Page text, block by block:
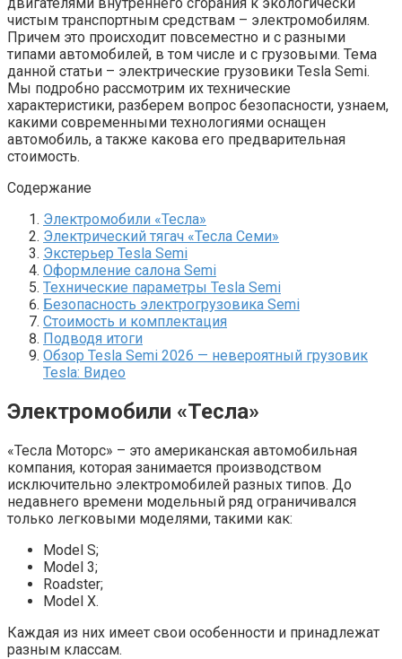
чистым транспортным средствам – электромобилям.
Причем это происходит повсеместно и с разными
типами автомобилей, в том числе и с грузовыми. Тема
данной статьи – электрические грузовики Tesla Semi.
Мы подробно рассмотрим их технические
характеристики, разберем вопрос безопасности, узнаем,
какими современными технологиями оснащен
автомобиль, а также какова его предварительная
стоимость.
Содержание
Электромобили «Тесла»
Электрический тягач «Тесла Семи»
Экстерьер Tesla Semi
Оформление салона Semi
Технические параметры Tesla Semi
Безопасность электрогрузовика Semi
Стоимость и комплектация
Подводя итоги
Обзор Tesla Semi 2026 — невероятный грузовик
Tesla: Видео
Электромобили «Тесла»
«Тесла Моторс» – это американская автомобильная
компания, которая занимается производством
исключительно электромобилей разных типов. До
недавнего времени модельный ряд ограничивался
только легковыми моделями, такими как:
Model S;
Model 3;
Roadster;
Model X.
Каждая из них имеет свои особенности и принадлежат
разным классам.